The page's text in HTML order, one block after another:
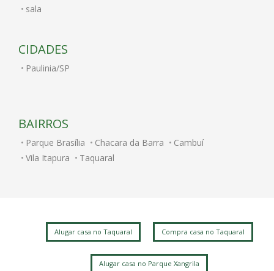
sala
CIDADES
Paulinia/SP
BAIRROS
Parque Brasília Chacara da Barra
Cambuí
Vila Itapura
Taquaral
Alugar casa no Taquaral Compra casa no Taquaral
Alugar casa no Parque Xangrila